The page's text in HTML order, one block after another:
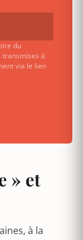
du
à
via le lien
» et
à la